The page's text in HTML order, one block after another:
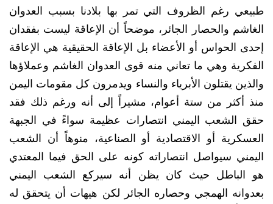
طبيعي رغم الظروف التي تمر بها بلادنا بسبب العدوان
الغاشم والحصار الجائر، موضحاً أن الإعاقة ليست بفقدان
إحدى الحواس أو الأعضاء بل الإعاقة الحقيقية هي الإعاقة
الفكرية وهي ما تعاني منه قوى العدوان الغاشم وعملاؤها
والذين يقتلون الأبرياء والنساء ويدمرون كل مقومات اليمن
منذ أكثر من ستة أعوام، مشيراً إلى أنه ورغم ذلك فقد
حقق الشعب اليمني انتصارات عظيمة سواءً في الجبهة
العسكرية أو الاقتصادية أو الصناعية، منوهاً أن الشعب
اليمني سيواصل انتصاراته كونه على الحق فيما المعتدي
هو الباطل حيث كان يظن أنه سيركع الشعب اليمني
بعدوانه الهمجي وحصاره الجائر لكن هيهات أن يتحقق له